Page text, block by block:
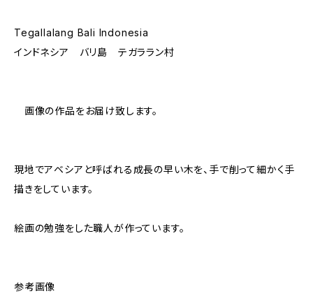
Tegallalang Bali Indonesia
インドネシア バリ島 テガララン村
画像の作品をお届け致します。
現地でアベシアと呼ばれる成長の早い木を、手で削って細かく手
描きをしています。
絵画の勉強をした職人が作っています。
参考画像